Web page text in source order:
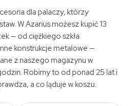
dla palaczy, którzy
W Azarius możesz kupić 13
— od ciężkiego szkła
konstrukcje metalowe —
z naszego magazynu w
Robimy to od ponad 25 lat i
a co ląduje w koszu.